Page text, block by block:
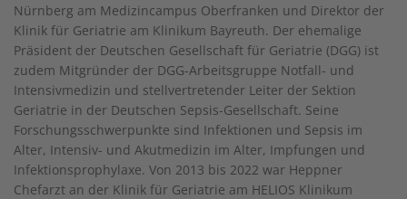
Nürnberg am Medizincampus Oberfranken und Direktor der
Klinik für Geriatrie am Klinikum Bayreuth. Der ehemalige
Präsident der Deutschen Gesellschaft für Geriatrie (DGG) ist
zudem Mitgründer der DGG-Arbeitsgruppe Notfall- und
Intensivmedizin und stellvertretender Leiter der Sektion
Geriatrie in der Deutschen Sepsis-Gesellschaft. Seine
Forschungsschwerpunkte sind Infektionen und Sepsis im
Alter, Intensiv- und Akutmedizin im Alter, Impfungen und
Infektionsprophylaxe. Von 2013 bis 2022 war Heppner
Chefarzt an der Klinik für Geriatrie am HELIOS Klinikum